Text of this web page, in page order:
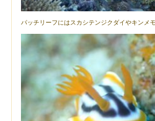
パッチリーフにはスカシテンジクダイやキンメ